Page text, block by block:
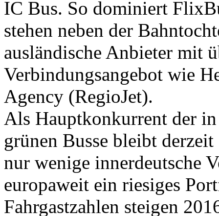
IC Bus. So dominiert
stehen neben der
ausländische Anbieter mit
Verbindungsangebot wie
Agency (RegioJet).
Als Hauptkonkurrent der
grünen Busse bleibt
nur wenige innerdeutsche
europaweit ein riesiges
Fahrgastzahlen steigen